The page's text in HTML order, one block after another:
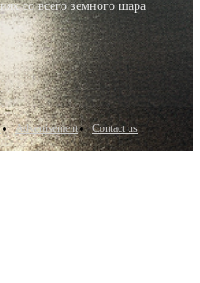
со всего земного шара
Advertisement Contact us